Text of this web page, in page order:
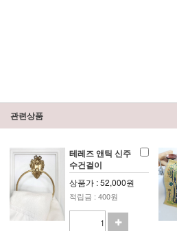
관련상품
테레즈 앤틱 신주
수건걸이
상품가 : 52,000원
적립금 : 400원